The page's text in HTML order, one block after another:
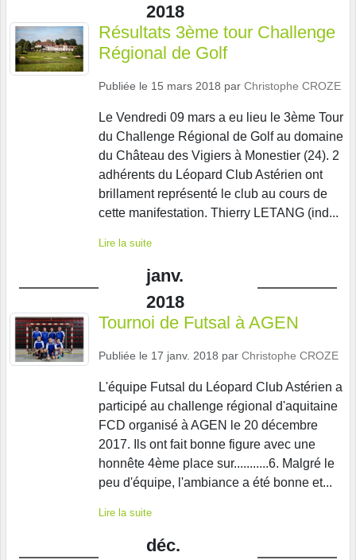
2018
Résultats 3ème tour Challenge
Régional de Golf
Publiée le 15 mars 2018 par Christophe CROZE
Le Vendredi 09 mars a eu lieu le 3ème Tour
du Challenge Régional de Golf au domaine
du Château des Vigiers à Monestier (24). 2
adhérents du Léopard Club Astérien ont
brillament représenté le club au cours de
cette manifestation. Thierry LETANG (ind...
Lire la suite
janv.
2018
Tournoi de Futsal à AGEN
Publiée le 17 janv. 2018 par Christophe CROZE
L'équipe Futsal du Léopard Club Astérien a
participé au challenge régional d'aquitaine
FCD organisé à AGEN le 20 décembre
2017. Ils ont fait bonne figure avec une
honnête 4ème place sur...........6. Malgré le
peu d'équipe, l'ambiance a été bonne et...
Lire la suite
déc.